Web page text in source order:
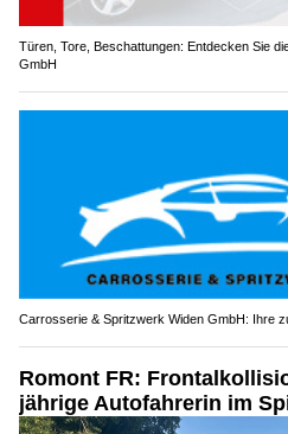
Türen, Tore, Beschattungen: Entdecken Sie
GmbH
Carrosserie & Spritzwerk Widen GmbH: Ihre
Romont FR:
jährige Autofahrerin im